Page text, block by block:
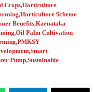
Crops,Horticulture
,Horticulture Scheme
Benefits,Karnataka
,Oil Palm Cultivation
,PMKSY
,Smart
Pump,Sustainable